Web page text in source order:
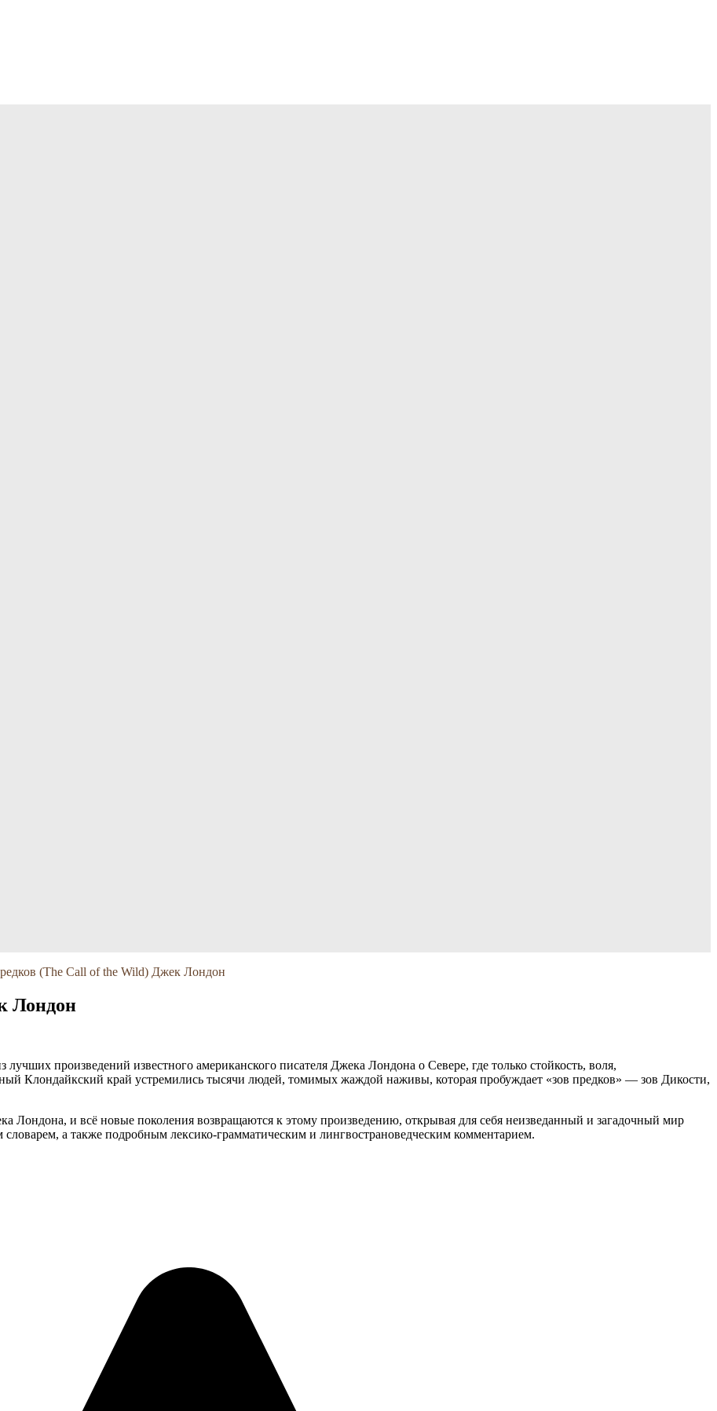
(The Call of the Wild) Джек Лондон
Лондон
произведений известного американского писателя Джека Лондона о Севере, где только стойкость, воля,
Клондайкский край устремились тысячи людей, томимых жаждой наживы, которая пробуждает «зов предков» — зов Дикости,
Лондона, и всё новые поколения возвращаются к этому произведению, открывая для себя неизведанный и загадочный мир
а также подробным лексико-грамматическим и лингвострановедческим комментарием.